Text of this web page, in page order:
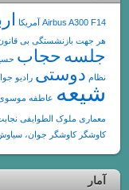
آمریکا اربعین استان
بی قانون بیمه ترک
حسین رضوی خدمت
رادیو جوان شبکه جوان شرم
عاطفه موسوی فرهنگ
الطوایفی نجابت واشنگتن
جوان، سیاوش عقدائی